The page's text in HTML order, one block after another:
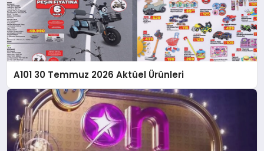
A101 30 Temmuz 2026 Aktüel Ürünleri